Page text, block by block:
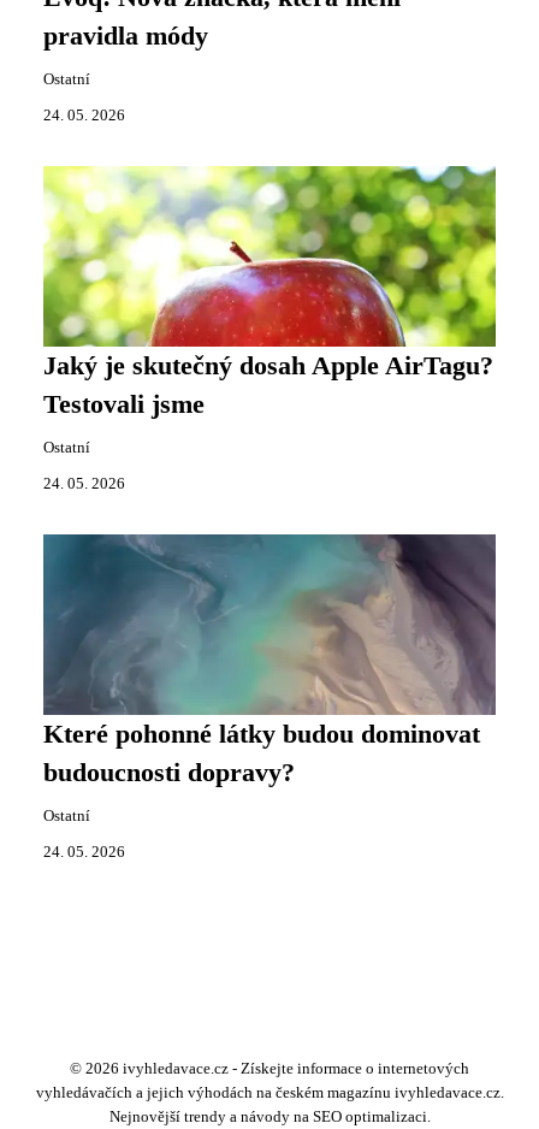
pravidla módy
Ostatní
24. 05. 2026
Jaký je skutečný dosah Apple AirTagu?
Testovali jsme
Ostatní
24. 05. 2026
Které pohonné látky budou dominovat
budoucnosti dopravy?
Ostatní
24. 05. 2026
© 2026 ivyhledavace.cz - Získejte informace o internetových
vyhledávačích a jejich výhodách na českém magazínu ivyhledavace.cz.
Nejnovější trendy a návody na SEO optimalizaci.